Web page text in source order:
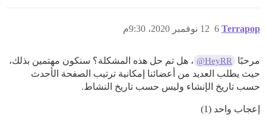
Terrapop 12 نوفمبر 2020، 9:30م 6
مرحبًا @HeyRR ، هل تم حل هذه المشكلة؟ سنكون مهتمين بذلك،
حيث يطلب العديد من أعضائنا إمكانية ترتيب الصفحة الأحدث
حسب تاريخ الإنشاء وليس حسب تاريخ النشاط.
إعجاب واحد (1)